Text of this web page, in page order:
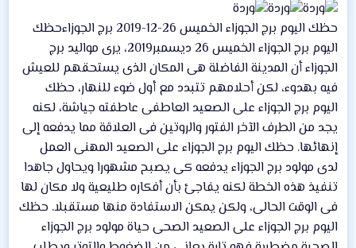
حظك اليوم برج الجوزاء الخميس 26-12-2019 برج الجوزاءحظك
اليوم برج الجوزاء الخميس 26 ديسمبر2019، يرى مواليد برج
الجوزاء أن المدينة الفاضلة هى المكان الذى يستحقهم للعيش
فيه بهدوء، لكن أحلامهم تتبدد مع أول ضوء للنهار، حظك
اليوم برج الجوزاء على الصعيد العاطفى عاطفته جياشة، لكنه
يجد من الطرف الآخر الفتور والروتين فى العلاقة مما يدفعه إلى
إنهائها. حظك اليوم برج الجوزاء على الصعيد المهنى العمل
لدى مولود برج الجوزاء يدفعه كى يصبح مشهورا ويحاول جاهدا
تنفيذ هذه الخطة لكنه يفاجئ بأن أفكاره طليعية ولا مكان لها
فى الوقت الحالى، ولكن يمكن الاستفادة منها مستقبلا. حظك
اليوم برج الجوزاء على الصعيد الصحى حياة مولود برج الجوزاء